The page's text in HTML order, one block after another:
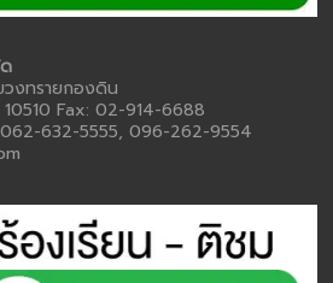
งทรายกองดิน
Fax: 02-914-6688
062-632-5555, 096-262-9554